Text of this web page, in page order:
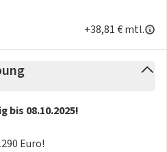
+38,81 € mtl.
08.10.2025!
Euro!